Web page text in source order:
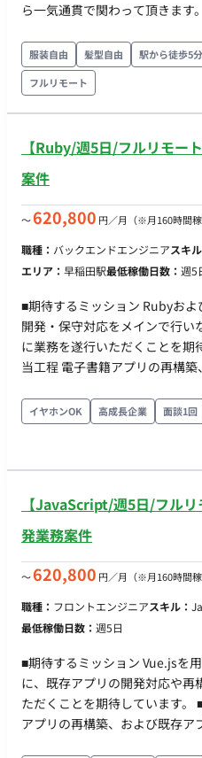
ら一気通貫で関わって頂きます。 【開発環境】 ・言語:
ンフラ: AWS AppSync/API-
境: Git/Docker/Jira/Confluence
服装自由 髪型自由
駅から徒歩5
フルリモート
【Ruby/週5日/フルリモー
案件
〜620,800 円／月 （※月160時間
職種： バックエンドエンジニアスキル
エリア： 早稲田駅最低稼働日数： 週5
■期待するミッション Rubyお
開発・保守対応をメインで行い
に業務を遂行いただくことを期待していま
当工程 電子書籍アプリの再構
ト・保守運用】 ■チーム体制 50名以上の募集を行っている大規
模プロジェクト（詳細な職種や
発環境 - プログラミング：Ruby,
方 ・稼働量：週5日想定（目安
IPv4/PPPoE接続環境をご自身
住の方も可）
イヤホンOK 高成長企業 面談1回
【JavaScript/週5日/フル
発業務案件
〜620,800 円／月 （※月160時間
職種： フロントエンジニアスキル：
最低稼働日数： 週5日
■期待するミッション Vue.jsを
に、既存アプリの開発対応や
ただくことを期待しています。 ■業務内容・担当工程 電子書籍
アプリの再構築、および既存ア